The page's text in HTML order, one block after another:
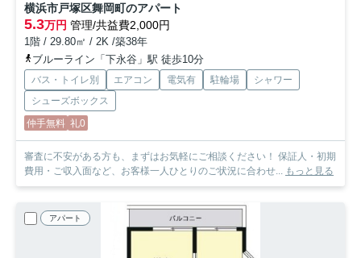
横浜市戸塚区舞岡町のアパート
5.3万円 管理/共益費2,000円
1階 / 29.80㎡ / 2K /築38年
ブルーライン「下永谷」駅 徒歩10分
バス・トイレ別 エアコン 電気有 駐輪場
シャワー
シューズボックス
仲手無料 礼0
審査に不安がある方も、まずはお気軽にご相談ください！ 保証人・初期
費用・ご収入面など、お客様一人ひとりのご状況に合わせ... もっと見る
アパート